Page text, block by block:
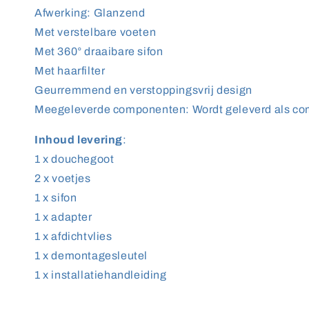
Afwerking: ‎Glanzend
Met verstelbare voeten
Met 360° draaibare sifon
Met haarfilter
Geurremmend en verstoppingsvrij design
Meegeleverde componenten: ‎Wordt geleverd als
Inhoud levering:
1 x douchegoot
2 x voetjes
1 x sifon
1 x adapter
1 x afdichtvlies
1 x demontagesleutel
1 x installatiehandleiding